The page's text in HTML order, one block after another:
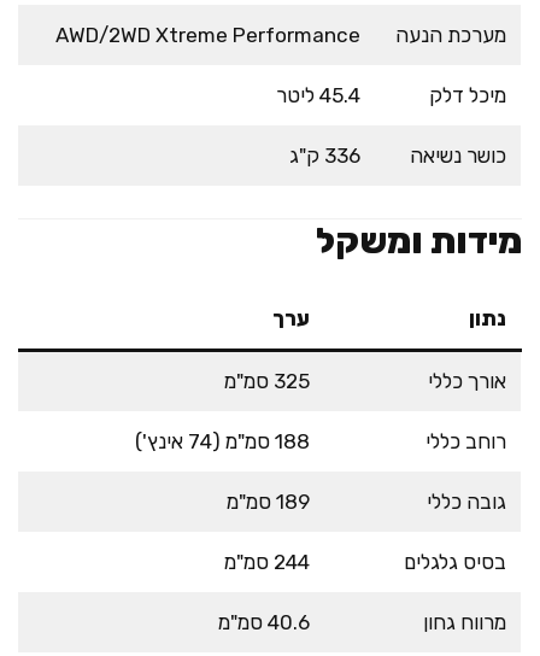
מערכת הנעה AWD/2WD Xtreme Performance
מיכל דלק 45.4 ליטר
כושר נשיאה 336 ק"ג
מידות ומשקל
נתון ערך
אורך כללי 325 סמ"מ
רוחב כללי 188 סמ"מ (74 אינץ')
גובה כללי 189 סמ"מ
בסיס גלגלים 244 סמ"מ
מרווח גחון 40.6 סמ"מ